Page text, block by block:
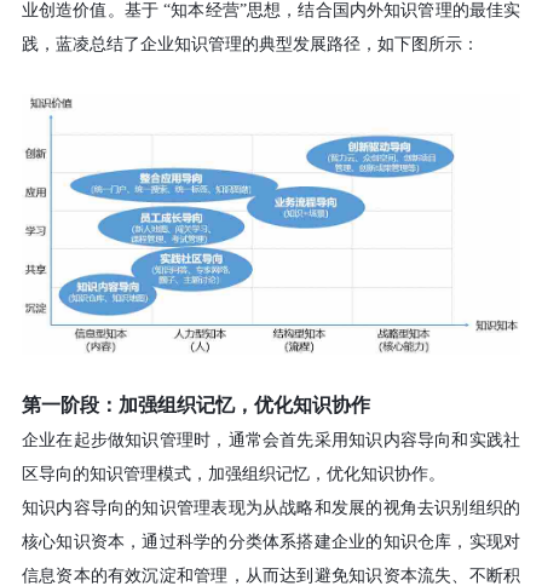
业创造价值。基于 “知本经营”思想，结合国内外知识管理的最佳实
践，蓝凌总结了企业知识管理的典型发展路径，如下图所示：
第一阶段：加强组织记忆，优化知识协作
企业在起步做知识管理时，通常会首先采用知识内容导向和实践社
区导向的知识管理模式，加强组织记忆，优化知识协作。
知识内容导向的知识管理表现为从战略和发展的视角去识别组织的
核心知识资本，通过科学的分类体系搭建企业的知识仓库，实现对
信息资本的有效沉淀和管理，从而达到避免知识资本流失、不断积